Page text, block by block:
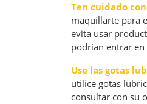
Ten cuidado
maquillarte para
evita usar
podrían entrar
Use las gotas
utilice gotas
consultar con su